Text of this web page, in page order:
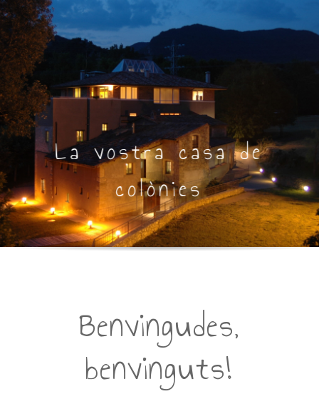
La vostra casa de
colònies
Benvingudes,
benvinguts!